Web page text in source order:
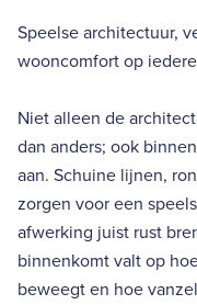
Speelse architectuur,
wooncomfort op
Niet alleen de
dan anders; ook
aan. Schuine lijnen,
zorgen voor een
afwerking juist rust
binnenkomt valt op
beweegt en hoe